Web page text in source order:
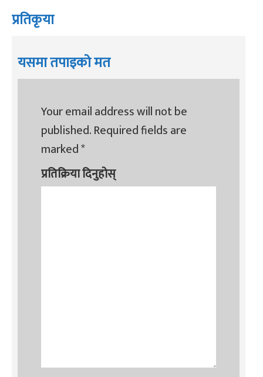
प्रतिकृया
यसमा तपाइको मत
Your email address will not be
published.Required fields are
marked*
प्रतिक्रिया दिनुहोस्